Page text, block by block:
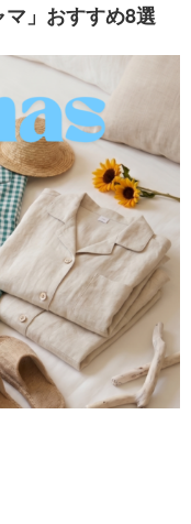
」おすすめ8選